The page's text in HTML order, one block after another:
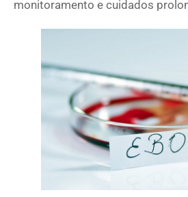
monitoramento e cuidados